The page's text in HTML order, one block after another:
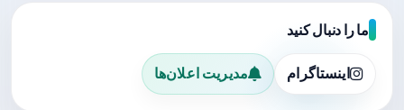
ما را دنبال کنید
اینستاگرام مدیریت اعلان‌ها